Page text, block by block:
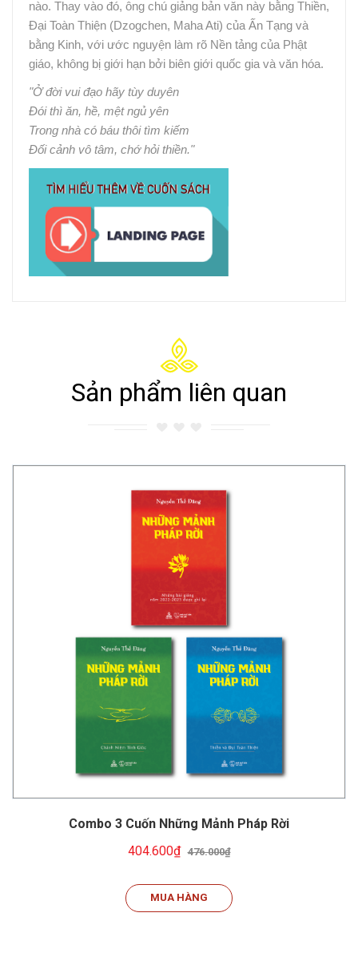
nào. Thay vào đó, ông chú giảng bản văn này bằng Thiền,
Đại Toàn Thiện (Dzogchen, Maha Ati) của Ấn Tạng và
bằng Kinh, với ước nguyện làm rõ Nền tảng của Phật
giáo, không bị giới hạn bởi biên giới quốc gia và văn hóa.
"Ở đời vui đạo hãy tùy duyên
Đói thì ăn, hề, mệt ngủ yên
Trong nhà có báu thôi tìm kiếm
Đối cảnh vô tâm, chớ hỏi thiền."
Sản phẩm liên quan
Combo 3 Cuốn Những Mảnh Pháp Rời
404.600₫ 476.000₫
MUA HÀNG